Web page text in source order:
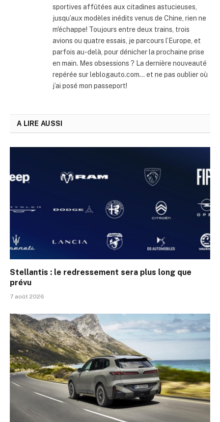
sportives affûtées aux citadines astucieuses,
jusqu’aux modèles inédits venus de Chine, rien ne
m'échappe! Toujours entre deux trains, trois
avions ou quatre essais, je parcours l’Europe, et
parfois au-delà, pour dénicher la prochaine prise
en main. Mes obsessions ? La dernière nouveauté
repérée sur leblogauto.com… et ne pas oublier où
j’ai posé mon passeport!
A LIRE AUSSI
Stellantis : le redressement sera plus long que
prévu
7 août 2026